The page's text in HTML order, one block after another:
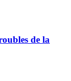
de la